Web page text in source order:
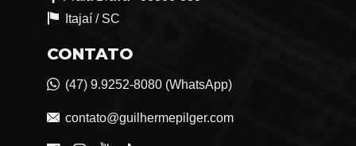
Itajaí / SC
CONTATO
(47) 9.9252-8080 (WhatsApp)
contato@guilhermepilger.com